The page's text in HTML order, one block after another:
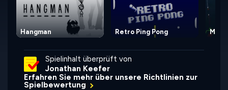
Hangman Retro Ping Pong
Spielinhalt überprüft von
Jonathan Keefer
Erfahren Sie mehr über unsere Richtlinien zur
Spielbewertung